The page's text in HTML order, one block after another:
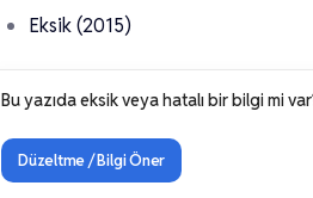
Eksik (2015)
Bu yazıda eksik veya hatalı bir bilgi mi
Düzeltme / Bilgi Öner